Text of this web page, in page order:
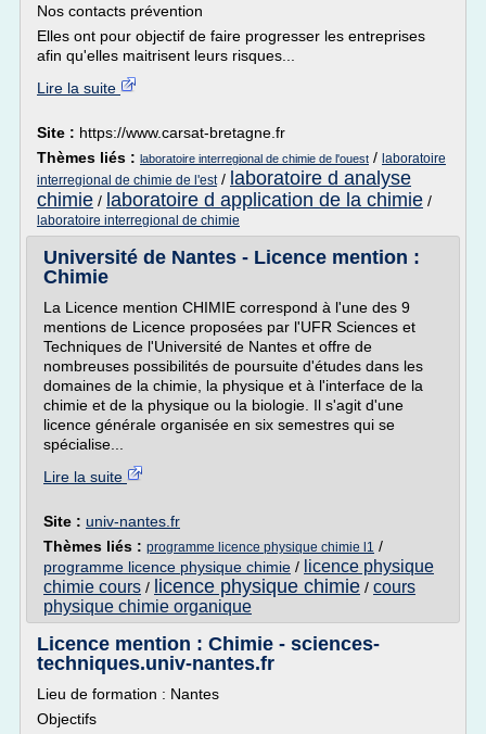
Nos contacts prévention
Elles ont pour objectif de faire progresser les entreprises
afin qu'elles maitrisent leurs risques...
Lire la suite
Site : https://www.carsat-bretagne.fr
Thèmes liés : laboratoire interregional de chimie de l'ouest / laboratoire
interregional de chimie de l'est/ laboratoire d analyse
chimie / laboratoire d application de la chimie /
laboratoire interregional de chimie
Université de Nantes - Licence mention :
Chimie
La Licence mention CHIMIE correspond à l'une des 9
mentions de Licence proposées par l'UFR Sciences et
Techniques de l'Université de Nantes et offre de
nombreuses possibilités de poursuite d'études dans les
domaines de la chimie, la physique et à l'interface de la
chimie et de la physique ou la biologie. Il s'agit d'une
licence générale organisée en six semestres qui se
spécialise...
Lire la suite
Site : univ-nantes.fr
Thèmes liés : programme licence physique chimie l1 /
programme licence physique chimie / licence physique
chimie cours / licence physique chimie / cours
physique chimie organique
Licence mention : Chimie - sciences-
techniques.univ-nantes.fr
Lieu de formation : Nantes
Objectifs